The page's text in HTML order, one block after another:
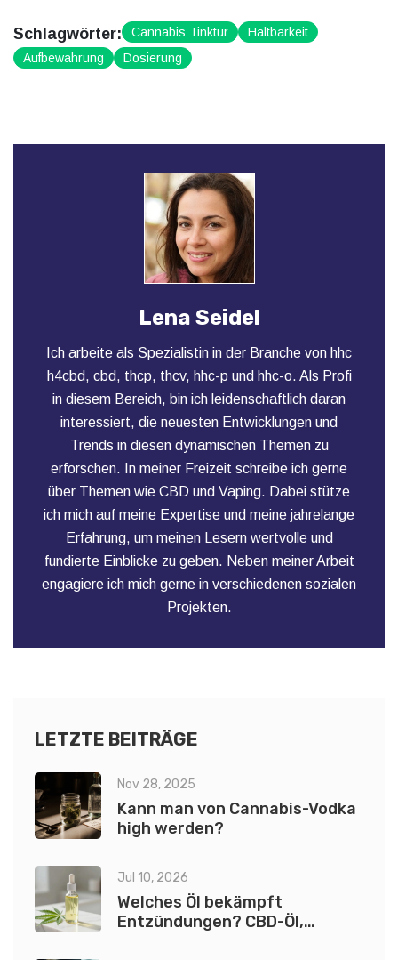
Schlagwörter: Cannabis Tinktur
Haltbarkeit
Aufbewahrung
Dosierung
Lena Seidel
Ich arbeite als Spezialistin in der Branche von hhc
h4cbd, cbd, thcp, thcv, hhc-p und hhc-o. Als Profi
in diesem Bereich, bin ich leidenschaftlich daran
interessiert, die neuesten Entwicklungen und
Trends in diesen dynamischen Themen zu
erforschen. In meiner Freizeit schreibe ich gerne
über Themen wie CBD und Vaping. Dabei stütze
ich mich auf meine Expertise und meine jahrelange
Erfahrung, um meinen Lesern wertvolle und
fundierte Einblicke zu geben. Neben meiner Arbeit
engagiere ich mich gerne in verschiedenen sozialen
Projekten.
LETZTE BEITRÄGE
Nov 28, 2025
Kann man von Cannabis-Vodka
high werden?
Jul 10, 2026
Welches Öl bekämpft
Entzündungen? CBD-Öl,